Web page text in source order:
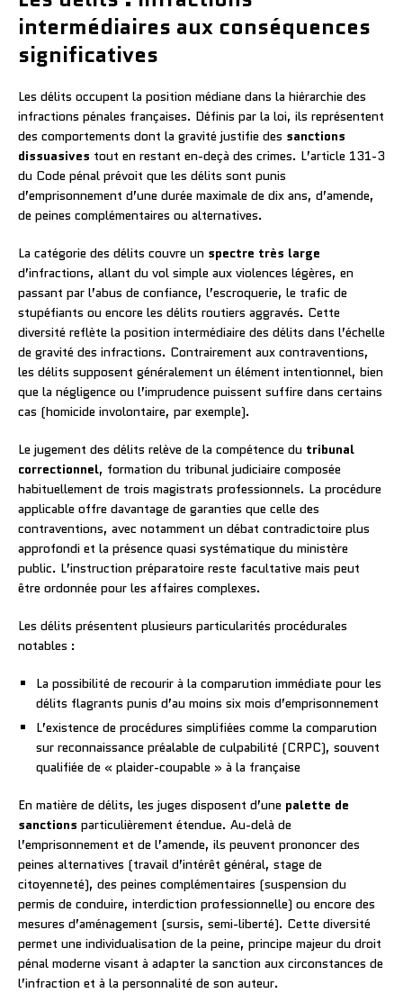
intermédiaires aux conséquences
significatives
Les délits occupent la position médiane dans la hiérarchie des
infractions pénales françaises. Définis par la loi, ils représentent
des comportements dont la gravité justifie des sanctions
dissuasives tout en restant en-deçà des crimes. L’article 131-3
du Code pénal prévoit que les délits sont punis
d’emprisonnement d’une durée maximale de dix ans, d’amende,
de peines complémentaires ou alternatives.
La catégorie des délits couvre un spectre très large
d’infractions, allant du vol simple aux violences légères, en
passant par l’abus de confiance, l’escroquerie, le trafic de
stupéfiants ou encore les délits routiers aggravés. Cette
diversité reflète la position intermédiaire des délits dans l’échelle
de gravité des infractions. Contrairement aux contraventions,
les délits supposent généralement un élément intentionnel, bien
que la négligence ou l’imprudence puissent suffire dans certains
cas (homicide involontaire, par exemple).
Le jugement des délits relève de la compétence du tribunal
correctionnel, formation du tribunal judiciaire composée
habituellement de trois magistrats professionnels. La procédure
applicable offre davantage de garanties que celle des
contraventions, avec notamment un débat contradictoire plus
approfondi et la présence quasi systématique du ministère
public. L’instruction préparatoire reste facultative mais peut
être ordonnée pour les affaires complexes.
Les délits présentent plusieurs particularités procédurales
notables :
La possibilité de recourir à la comparution immédiate pour les
délits flagrants punis d’au moins six mois d’emprisonnement
L’existence de procédures simplifiées comme la comparution
sur reconnaissance préalable de culpabilité (CRPC), souvent
qualifiée de « plaider-coupable » à la française
En matière de délits, les juges disposent d’une palette de
sanctions particulièrement étendue. Au-delà de
l’emprisonnement et de l’amende, ils peuvent prononcer des
peines alternatives (travail d’intérêt général, stage de
citoyenneté), des peines complémentaires (suspension du
permis de conduire, interdiction professionnelle) ou encore des
mesures d’aménagement (sursis, semi-liberté). Cette diversité
permet une individualisation de la peine, principe majeur du droit
pénal moderne visant à adapter la sanction aux circonstances de
l’infraction et à la personnalité de son auteur.